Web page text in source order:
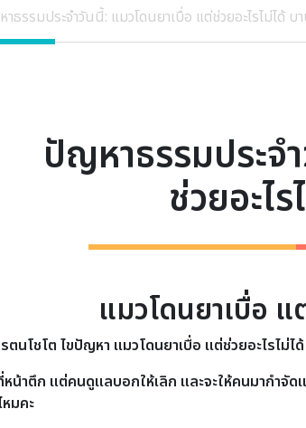
ธรรมประจำวันนี้: แมวโดนยาเบื่อ แต่ช่วยอะไรไม่ได้ บ
ปัญหาธรรมประจ
ช่วยอะไ
แมวโดนยาเบื่อ แ
ตนโชโต ไขปัญหา แมวโดนยาเบื่อ แต่ช่วยอะไรไม่ได้
น้าตึก แต่คนดูแลบอกให้เลิก และจะให้คนมากำจัด
หมคะ